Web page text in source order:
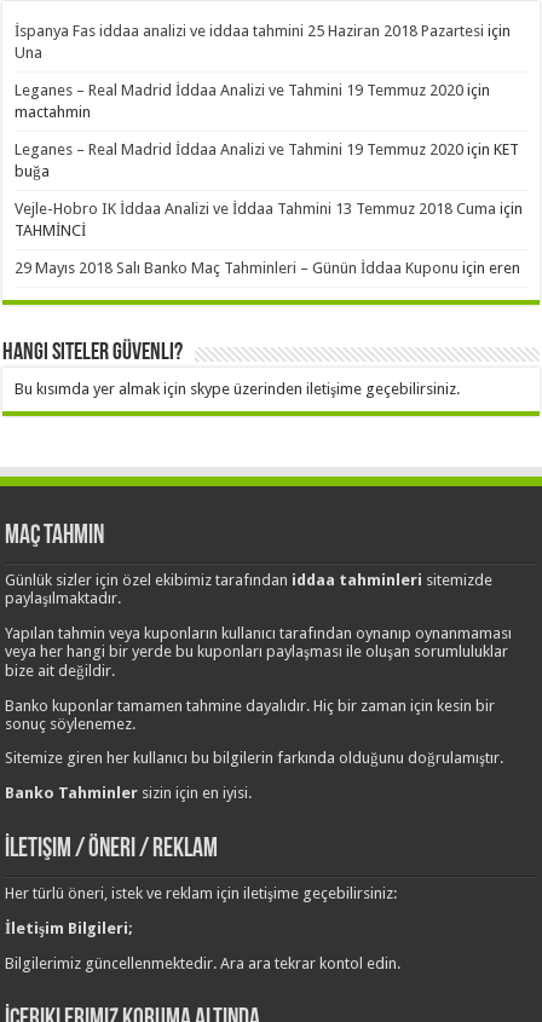
İspanya Fas iddaa analizi ve iddaa tahmini 25 Haziran 2018 Pazartesi için
Una
Leganes – Real Madrid İddaa Analizi ve Tahmini 19 Temmuz 2020 için
mactahmin
Leganes – Real Madrid İddaa Analizi ve Tahmini 19 Temmuz 2020 içinKET
buğa
Vejle-Hobro IK İddaa Analizi ve İddaa Tahmini 13 Temmuz 2018 Cuma için
TAHMİNCİ
29 Mayıs 2018 Salı Banko Maç Tahminleri – Günün İddaa Kuponu içineren
Hangi Siteler Güvenli?
Bu kısımda yer almak için skype üzerinden iletişime geçebilirsiniz.
Maç Tahmin
Günlük sizler için özel ekibimiz tarafından iddaa tahminleri sitemizde
paylaşılmaktadır.
Yapılan tahmin veya kuponların kullanıcı tarafından oynanıp oynanmaması
veya her hangi bir yerde bu kuponları paylaşması ile oluşan sorumluluklar
bize ait değildir.
Banko kuponlar tamamen tahmine dayalıdır. Hiç bir zaman için kesin bir
sonuç söylenemez.
Sitemize giren her kullanıcı bu bilgilerin farkında olduğunu doğrulamıştır.
Banko Tahminler sizin için en iyisi.
İletişim / Öneri / Reklam
Her türlü öneri, istek ve reklam için iletişime geçebilirsiniz:
İletişim Bilgileri;
Bilgilerimiz güncellenmektedir. Ara ara tekrar kontol edin.